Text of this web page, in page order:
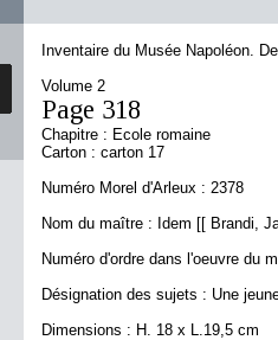
Inventaire du Musée Napoléon.
Volume 2
Page 318
Chapitre : Ecole romaine
Carton : carton 17
Numéro Morel d'Arleux : 2378
Nom du maître : Idem [[ Brandi,
Numéro d'ordre dans l'oeuvre du
Désignation des sujets : Une
Dimensions : H. 18 x L.19,5 cm